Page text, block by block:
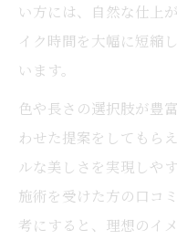
い方には、自然な仕上
イク時間を大幅に短縮
います。
色や長さの選択肢が豊
わせた提案をしてもら
ルな美しさを実現しや
施術を受けた方の口コ
考にすると、理想のイ